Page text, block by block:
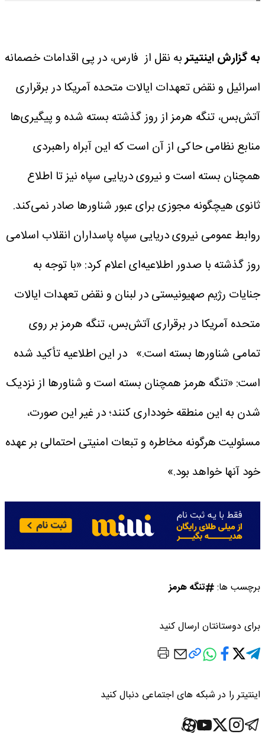
به گزارش اینتیتربه نقل از فارس، در پی اقدامات خصمانه
اسرائیل و نقض تعهدات ایالات متحده آمریکا در برقراری
آتش‌بس، تنگه هرمز از روز گذشته بسته شده و پیگیری‌ها
منابع نظامی حاکی از آن است که این آبراه راهبردی
همچنان بسته است و نیروی دریایی سپاه نیز تا اطلاع
ثانوی هیچگونه مجوزی برای عبور شناورها صادر نمی‌کند.
روابط عمومی نیروی دریایی سپاه پاسداران انقلاب اسلامی
روز گذشته با صدور اطلاعیه‌ای اعلام کرد: «با توجه به
جنایات رژیم صهیونیستی در لبنان و نقض تعهدات ایالات
متحده آمریکا در برقراری آتش‌بس، تنگه هرمز بر روی
تمامی شناورها بسته است.» در این اطلاعیه تأکید شده
است: «تنگه هرمز همچنان بسته است و شناورها از نزدیک
شدن به این منطقه خودداری کنند؛ در غیر این صورت،
مسئولیت هرگونه مخاطره و تبعات امنیتی احتمالی بر عهده
خود آنها خواهد بود.»
برچسب ها: تنگه هرمز
برای دوستانتان ارسال کنید
اینتیتر را در شبکه های اجتماعی دنبال کنید